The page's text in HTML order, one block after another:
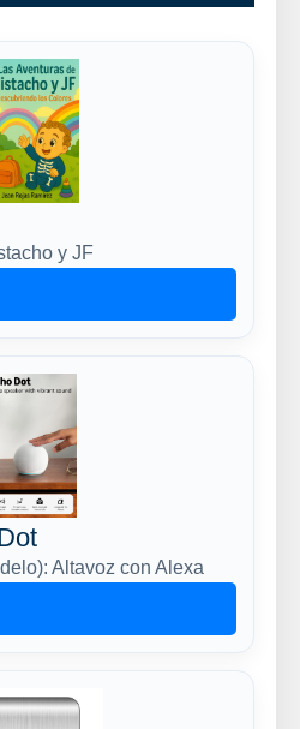
y JF
Altavoz con Alexa